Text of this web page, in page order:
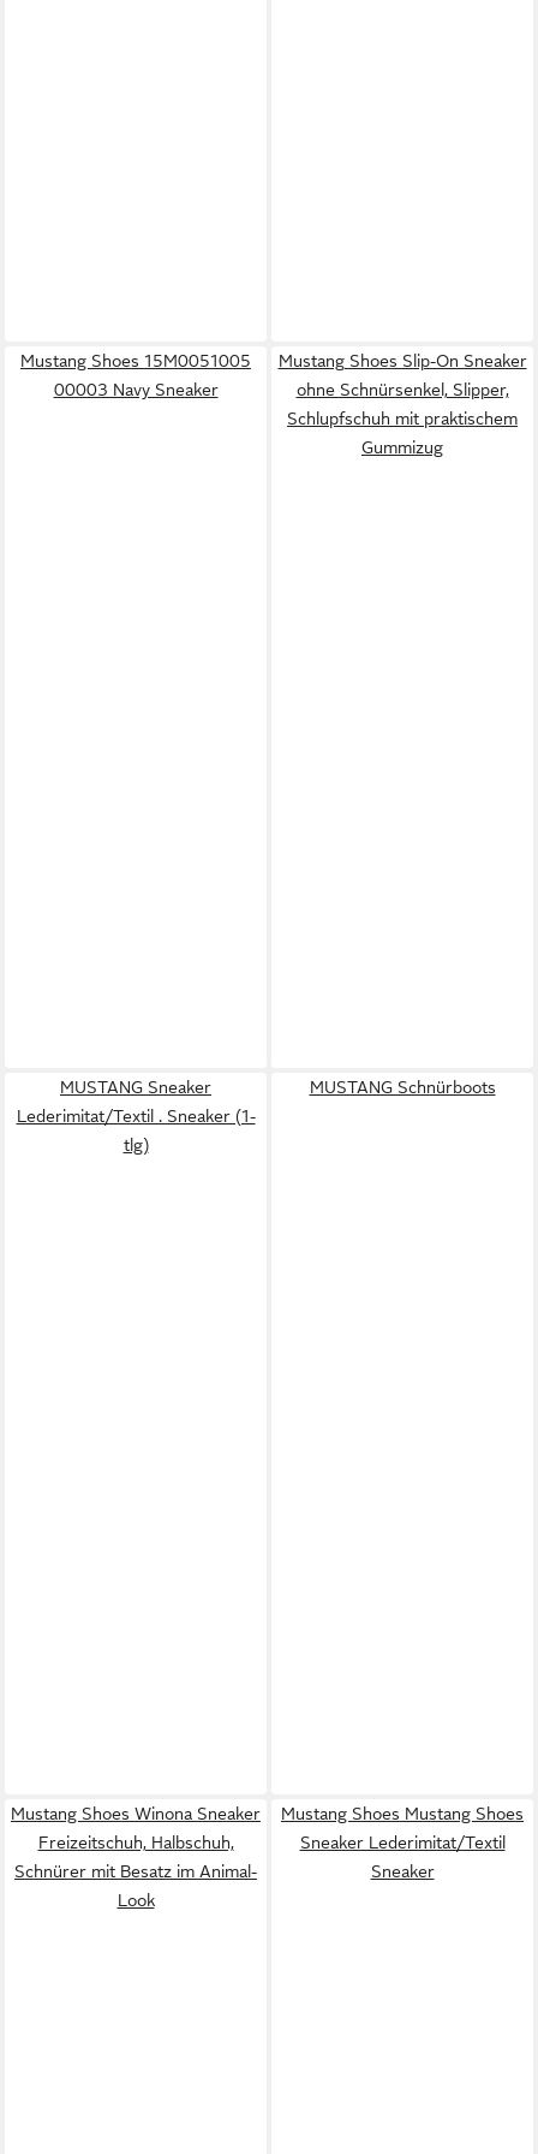
Mustang Shoes 15M0051005
00003 Navy Sneaker
Mustang Shoes Slip-On Sneaker
ohne Schnürsenkel, Slipper,
Schlupfschuh mit praktischem
Gummizug
MUSTANG Sneaker
Lederimitat/Textil . Sneaker (1-
tlg)
MUSTANG Schnürboots
Mustang Shoes Winona Sneaker
Freizeitschuh, Halbschuh,
Schnürer mit Besatz im Animal-
Look
Mustang Shoes Mustang Shoes
Sneaker Lederimitat/Textil
Sneaker